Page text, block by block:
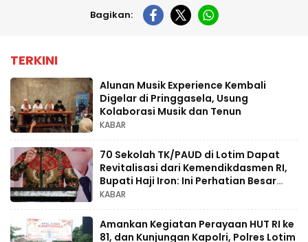
Bagikan:
TERKINI
Alunan Musik Experience Kembali
Digelar di Pringgasela, Usung
Kolaborasi Musik dan Tenun
KABAR
70 Sekolah TK/PAUD di Lotim Dapat
Revitalisasi dari Kemendikdasmen RI,
Bupati Haji Iron: Ini Perhatian Besar
untuk Pendidikan Anak Usia Dini
KABAR
Amankan Kegiatan Perayaan HUT RI ke
81, dan Kunjungan Kapolri, Polres Lotim